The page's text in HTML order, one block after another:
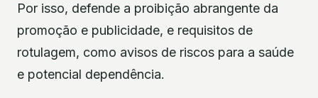
Por isso, defende a proibição abrangente da
promoção e publicidade, e requisitos de
rotulagem, como avisos de riscos para a saúde
e potencial dependência.